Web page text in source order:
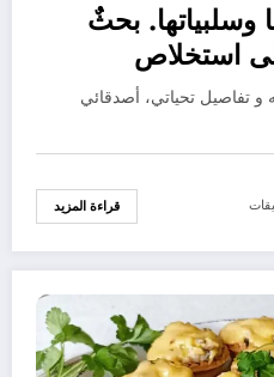
وسلبياتها. بحثٌ
استخلاص
و تفاصيل تحياتي، أصدقائي
قراءة المزيد